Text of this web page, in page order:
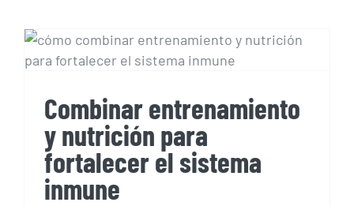
y nutrición para
fortalecer el sistema
inmune
Combinar entrenamiento
y nutrición para
fortalecer el sistema
inmune